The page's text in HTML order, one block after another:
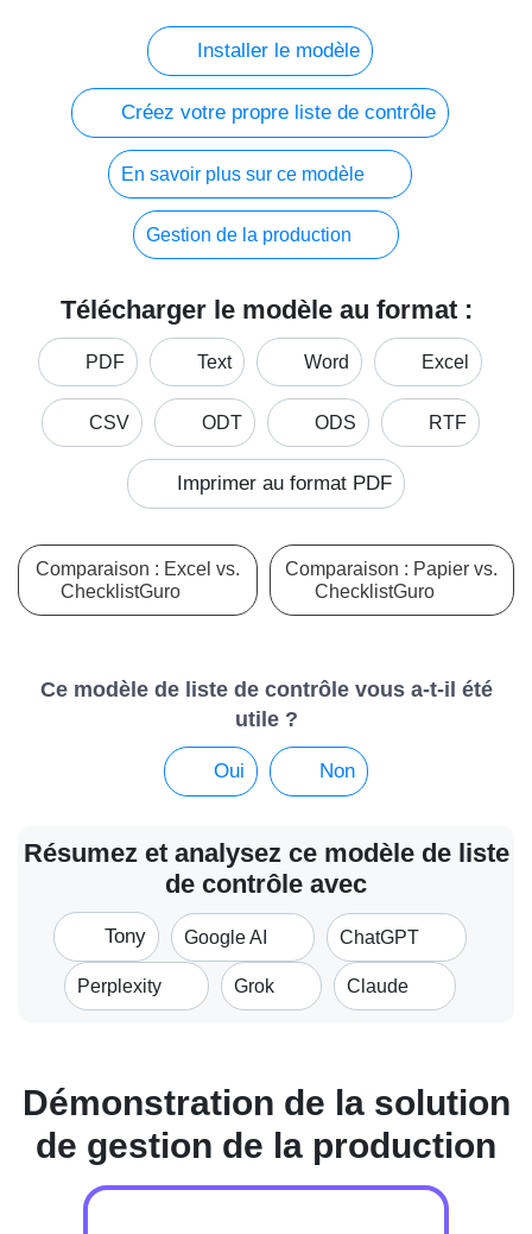
Installer le modèle
Créez votre propre liste de contrôle
En savoir plus sur ce modèle
Gestion de la production
Télécharger le modèle au format :
PDF Text Word Excel
CSV ODT ODS RTF
Imprimer au format PDF
Comparaison : Excel vs.
ChecklistGuro
Comparaison : Papier vs.
ChecklistGuro
Ce modèle de liste de contrôle vous a-t-il été
utile ?
Oui Non
Résumez et analysez ce modèle de liste
de contrôle avec
Tony Google AI ChatGPT
Perplexity Grok Claude
Démonstration de la solution
de gestion de la production